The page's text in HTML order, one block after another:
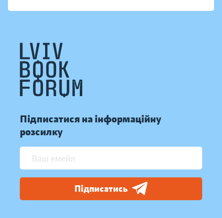
Підписатися на інформаційну
розсилку
Підписатись